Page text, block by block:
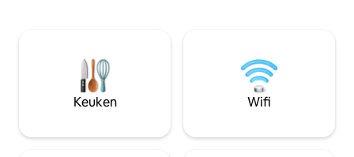
kookcursussen, rondleidingen,
begeleide bezoeken.
panoramisch
om te genieten
ontspannen of
bewonderen.
Keuken Wifi